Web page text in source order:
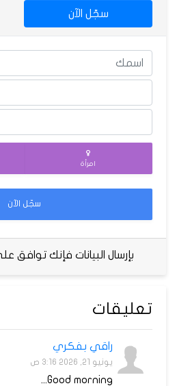
سجّل الآن
امرأة
سجّل الآن
بإرسال البيانات فإنك توافق
تعليقات
راقي بفكري
يونيو 21, 2026 3:16 ص
Good morning...